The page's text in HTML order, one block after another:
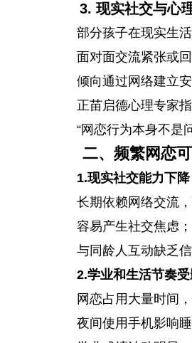
3. 现实社交与心
部分孩子在现实生
面对面交流紧张或回
倾向通过网络建立
正苗启德心理专家指
“网恋行为本身不是
二、频繁网恋
1.现实社交能力下降
长期依赖网络交流
容易产生社交焦虑；
与同龄人互动缺乏信
2.学业和生活节奏
网恋占用大量时间
夜间使用手机影响